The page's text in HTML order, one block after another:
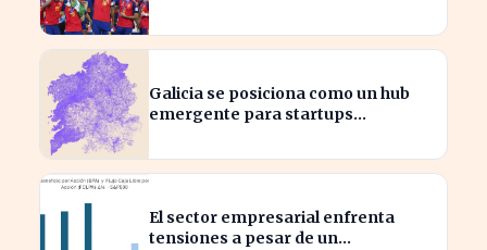
Galicia se posiciona como un hub
emergente para startups
El sector empresarial enfrenta
tensiones a pesar de un